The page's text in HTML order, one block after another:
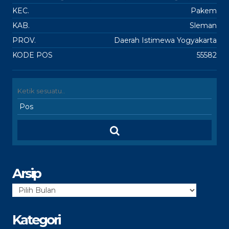
KEC.
Pakem
KAB.
Sleman
PROV.
Daerah Istimewa Yogyakarta
KODE POS
55582
Arsip
Arsip
Kategori